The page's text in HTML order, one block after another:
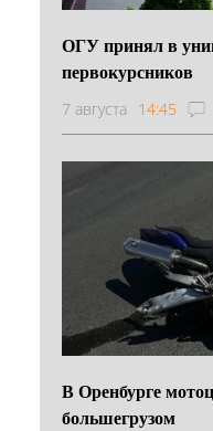
ОГУ принял в
первокурсников
7 августа 14:45
В Оренбурге
большегрузом